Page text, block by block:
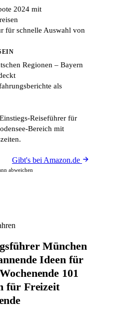
2024 mit
für schnelle Auswahl von
Regionen – Bayern
als
Reiseführer für
Bereich mit
Gibt's bei Amazon.de
abweichen
München
Ideen für
101
für Freizeit